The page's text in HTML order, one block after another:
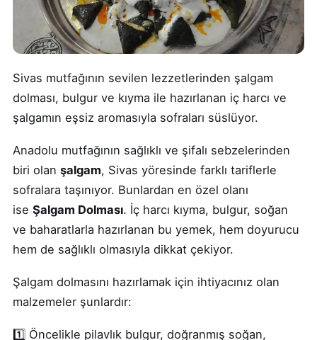
Sivas mutfağının sevilen lezzetlerinden şalgam
dolması, bulgur ve kıyma ile hazırlanan iç harcı ve
şalgamın eşsiz aromasıyla sofraları süslüyor.
Anadolu mutfağının sağlıklı ve şifalı sebzelerinden
biri olan şalgam, Sivas yöresinde farklı tariflerle
sofralara taşınıyor. Bunlardan en özel olanı
ise Şalgam Dolması. İç harcı kıyma, bulgur, soğan
ve baharatlarla hazırlanan bu yemek, hem doyurucu
hem de sağlıklı olmasıyla dikkat çekiyor.
Şalgam dolmasını hazırlamak için ihtiyacınız olan
malzemeler şunlardır:
1️⃣ Öncelikle pilavlık bulgur, doğranmış soğan,